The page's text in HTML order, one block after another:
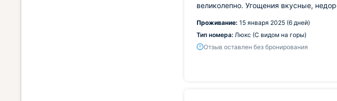
великолепно. Угощения вкусные,
Проживание: 15 января 2025 (6 дней)
Тип номера: Люкс (С видом на горы)
Отзыв оставлен без бронирования